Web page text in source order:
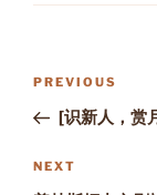
Post
navigation
Previous
Post
PREVIOUS
[识新人，赏
Next
NEXT